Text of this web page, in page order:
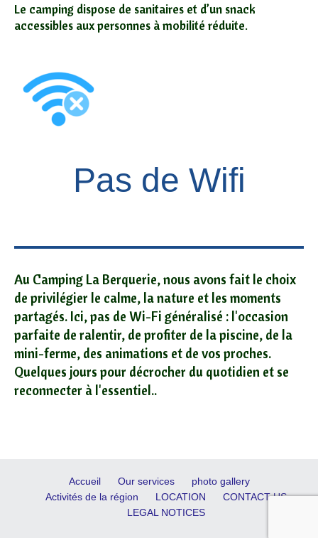
Le camping dispose de sanitaires et d’un snack
accessibles aux personnes à mobilité réduite.
Pas de Wifi
Au Camping La Berquerie, nous avons fait le choix
de privilégier le calme, la nature et les moments
partagés. Ici, pas de Wi-Fi généralisé : l'occasion
parfaite de ralentir, de profiter de la piscine, de la
mini-ferme, des animations et de vos proches.
Quelques jours pour décrocher du quotidien et se
reconnecter à l'essentiel..
Accueil Our services
photo gallery
Activités de la région
LOCATION
CONTACT US
LEGAL NOTICES